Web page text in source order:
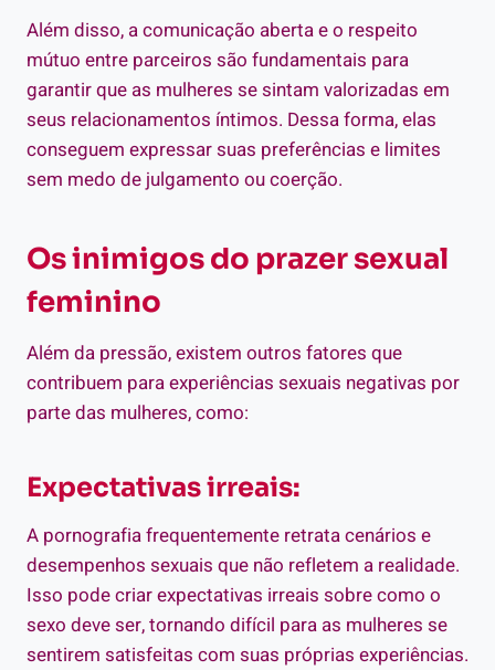
Além disso, a comunicação aberta e o respeito
mútuo entre parceiros são fundamentais para
garantir que as mulheres se sintam valorizadas em
seus relacionamentos íntimos. Dessa forma, elas
conseguem expressar suas preferências e limites
sem medo de julgamento ou coerção.
Os inimigos do prazer sexual
feminino
Além da pressão, existem outros fatores que
contribuem para experiências sexuais negativas por
parte das mulheres, como:
Expectativas irreais:
A pornografia frequentemente retrata cenários e
desempenhos sexuais que não refletem a realidade.
Isso pode criar expectativas irreais sobre como o
sexo deve ser, tornando difícil para as mulheres se
sentirem satisfeitas com suas próprias experiências.